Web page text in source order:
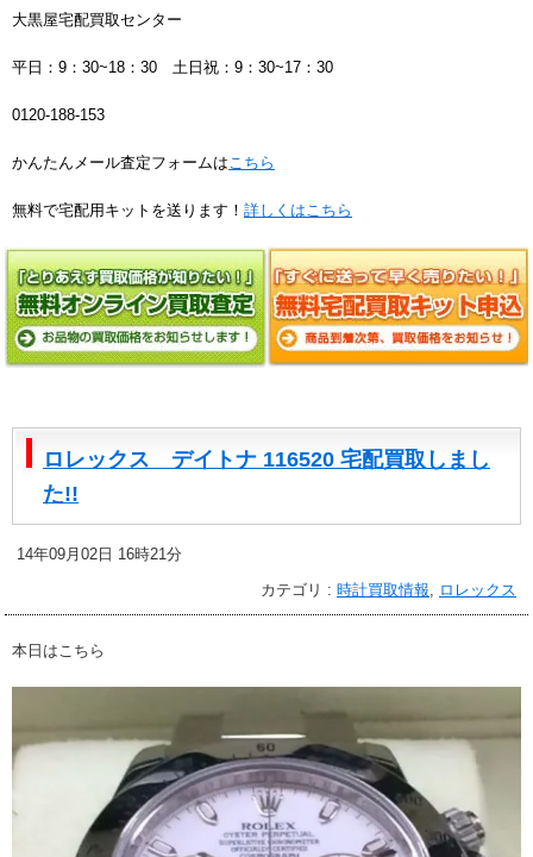
大黒屋宅配買取センター
平日：9：30~18：30 土日祝：9：30~17：30
0120-188-153
かんたんメール査定フォームはこちら
無料で宅配用キットを送ります！ 詳しくはこちら
ロレックス デイトナ 116520 宅配買取しまし
た!!
14年09月02日 16時21分
カテゴリ : 時計買取情報, ロレックス
本日はこちら